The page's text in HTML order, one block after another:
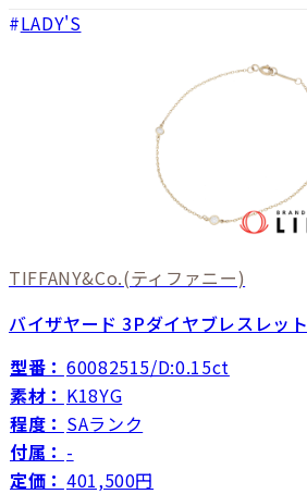
LADY'S
TIFFANY&Co.(ティファニー)
バイザヤード 3Pダイヤブレスレット
型番： 60082515/D:0.15ct
素材： K18YG
程度： SAランク
付属： -
定価： 401,500円